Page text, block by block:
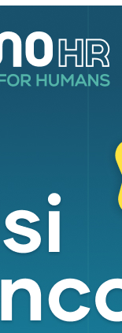
made in
Testing Service
più in generale
del
al
della
Sanesi
che
del
qui. Da
Unica, la Fiera
tutta la
dove trovare